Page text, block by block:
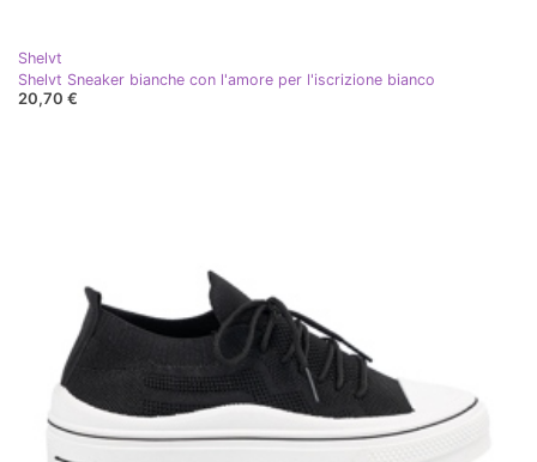
Shelvt
Shelvt Sneaker bianche con l'amore per l'iscrizione bianco
20,70 €